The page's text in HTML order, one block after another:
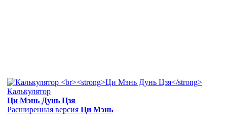
Калькулятор
Ци Мэнь Дунь Цзя
Расширенная версия Ци Мэнь